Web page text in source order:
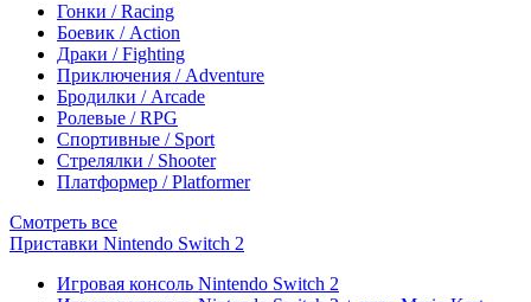
Гонки / Racing
Боевик / Action
Драки / Fighting
Приключения / Adventure
Бродилки / Arcade
Ролевые / RPG
Спортивные / Sport
Стрелялки / Shooter
Платформер / Platformer
Смотреть все
Приставки Nintendo Switch 2
Игровая консоль Nintendo Switch 2